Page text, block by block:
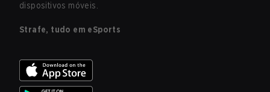
dispositivos móveis.
Strafe, tudo em eSports